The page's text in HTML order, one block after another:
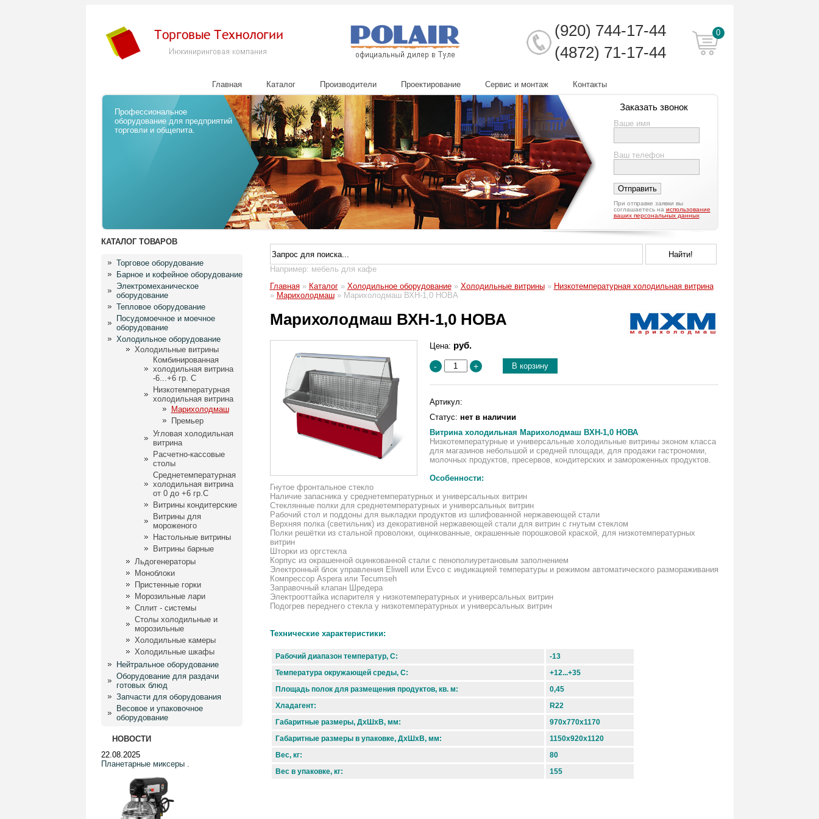
(920) 744-17-44
(4872) 71-17-44
0
Главная Каталог Производители Проектирование Сервис и монтаж Контакты
Профессиональное
оборудование для предприятий
торговли и общепита.
Заказать звонок
Ваше имя
Ваш телефон
При отправке заявки вы
соглашаетесь на использование
ваших персональных данных
КАТАЛОГ ТОВАРОВ
Торговое оборудование
Барное и кофейное оборудование
Электромеханическое
оборудование
Тепловое оборудование
Посудомоечное и моечное
оборудование
Холодильное оборудование
Холодильные витрины
Комбинированная
холодильная витрина
-6...+6 гр. С
Низкотемпературная
холодильная витрина
Марихолодмаш
Премьер
Угловая холодильная
витрина
Расчетно-кассовые
столы
Среднетемпературная
холодильная витрина
от 0 до +6 гр.С
Витрины кондитерские
Витрины для
мороженого
Настольные витрины
Витрины барные
Льдогенераторы
Моноблоки
Пристенные горки
Морозильные лари
Сплит - системы
Столы холодильные и
морозильные
Холодильные камеры
Холодильные шкафы
Нейтральное оборудование
Оборудование для раздачи
готовых блюд
Запчасти для оборудования
Весовое и упаковочное
оборудование
НОВОСТИ
22.08.2025
Планетарные миксеры .
Например: мебель для кафе
Главная» Каталог» Холодильное оборудование» Холодильные витрины» Низкотемпературная холодильная витрина
» Марихолодмаш» Марихолодмаш ВХН-1,0 НОВА
Марихолодмаш ВХН-1,0 НОВА
Цена: руб.
- + В корзину
Артикул:
Статус: нет в наличии
Витрина холодильная Марихолодмаш ВХН-1,0 НОВА
Низкотемпературные и универсальные холодильные витрины эконом класса
для магазинов небольшой и средней площади, для продажи гастрономии,
молочных продуктов, пресервов, кондитерских и замороженных продуктов.
Особенности:
Гнутое фронтальное стекло
Наличие запасника у среднетемпературных и универсальных витрин
Стеклянные полки для среднетемпературных и универсальных витрин
Рабочий стол и поддоны для выкладки продуктов из шлифованной нержавеющей стали
Верхняя полка (светильник) из декоративной нержавеющей стали для витрин с гнутым стеклом
Полки решётки из стальной проволоки, оцинкованные, окрашенные порошковой краской, для низкотемпературных
витрин
Шторки из оргстекла
Корпус из окрашенной оцинкованной стали с пенополиуретановым заполнением
Электронный блок управления Eliwell или Evco с индикацией температуры и режимом автоматического размораживания
Компрессор Aspera или Tecumseh
Заправочный клапан Шредера
Электрооттайка испарителя у низкотемпературных и универсальных витрин
Подогрев переднего стекла у низкотемпературных и универсальных витрин
Технические характеристики:
Рабочий диапазон температур, С:
-13
Температура окружающей среды, С:
+12...+35
Площадь полок для размещения продуктов, кв. м:
0,45
Хладагент:
R22
Габаритные размеры, ДхШхВ, мм:
970х770х1170
Габаритные размеры в упаковке, ДхШхВ, мм:
1150х920х1120
Вес, кг:
80
Вес в упаковке, кг:
155